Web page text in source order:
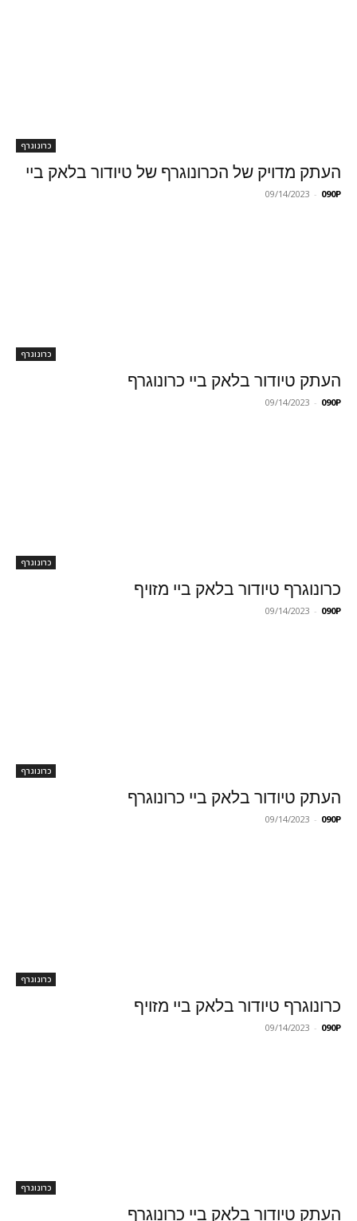
כרונוגרף
העתק מדויק של הכרונוגרף של טיודור בלאק ביי
090P
-
09/14/2023
כרונוגרף
העתק טיודור בלאק ביי כרונוגרף
090P
-
09/14/2023
כרונוגרף
כרונוגרף טיודור בלאק ביי מזויף
090P
-
09/14/2023
כרונוגרף
העתק טיודור בלאק ביי כרונוגרף
090P
-
09/14/2023
כרונוגרף
כרונוגרף טיודור בלאק ביי מזויף
090P
-
09/14/2023
כרונוגרף
העתק טיודור בלאק ביי כרונוגרף